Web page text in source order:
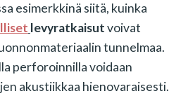
esimerkkinä siitä, kuinka
levyratkaisutvoivat
tunnelmaa.
perforoinnilla voidaan
akustiikkaa hienovaraisesti.